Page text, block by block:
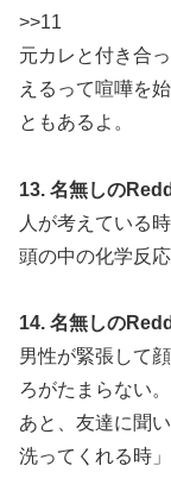
>>11
元カレと付き合
えるって喧嘩を
ともあるよ。
13. 名無しの
人が考えている
頭の中の化学反
14. 名無しの
男性が緊張して
ろがたまらない。
あと、友達に聞
洗ってくれる時